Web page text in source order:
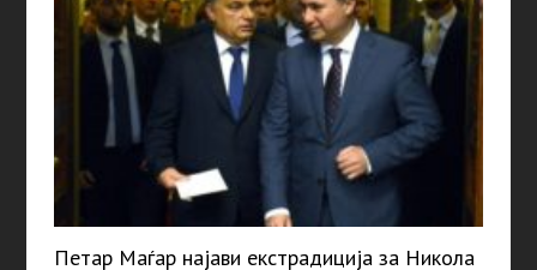
Петар Маѓар најави екстрадиција за Никола